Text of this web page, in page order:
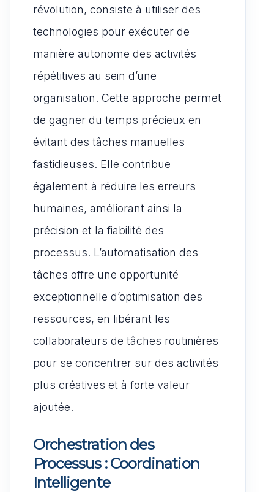
révolution, consiste à utiliser des
technologies pour exécuter de
manière autonome des activités
répétitives au sein d’une
organisation. Cette approche permet
de gagner du temps précieux en
évitant des tâches manuelles
fastidieuses. Elle contribue
également à réduire les erreurs
humaines, améliorant ainsi la
précision et la fiabilité des
processus. L’automatisation des
tâches offre une opportunité
exceptionnelle d’optimisation des
ressources, en libérant les
collaborateurs de tâches routinières
pour se concentrer sur des activités
plus créatives et à forte valeur
ajoutée.
Orchestration des
Processus : Coordination
Intelligente